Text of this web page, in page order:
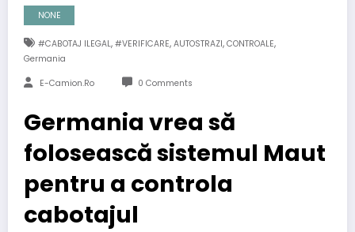
NONE
#CABOTAJ ILEGAL, #VERIFICARE, AUTOSTRAZI, CONTROALE,
Germania
E-Camion.ro 0 Comments
Germania vrea să
folosească sistemul Maut
pentru a controla
cabotajul